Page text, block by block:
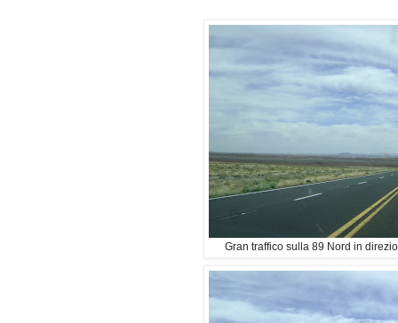
Gran traffico sulla 89 Nord in